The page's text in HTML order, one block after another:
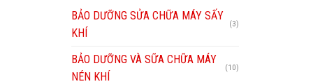
BẢO DƯỠNG SỬA CHỮA MÁY SẤY
KHÍ
(3)
BẢO DƯỠNG VÀ SỮA CHỮA MÁY
NÉN KHÍ
(10)